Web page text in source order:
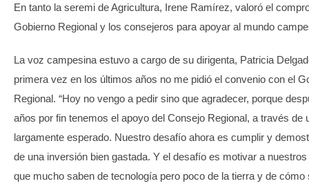
En tanto la seremi de Agricultura, Irene Ramírez, valoró el
Gobierno Regional y los consejeros para apoyar al mundo
La voz campesina estuvo a cargo de su dirigenta, Patricia
primera vez en los últimos años no me pidió el convenio con el
Regional. “Hoy no vengo a pedir sino que agradecer, porque
años por fin tenemos el apoyo del Consejo Regional, a través de
largamente esperado. Nuestro desafío ahora es cumplir y
de una inversión bien gastada. Y el desafío es motivar a
que mucho saben de tecnología pero poco de la tierra y de cómo